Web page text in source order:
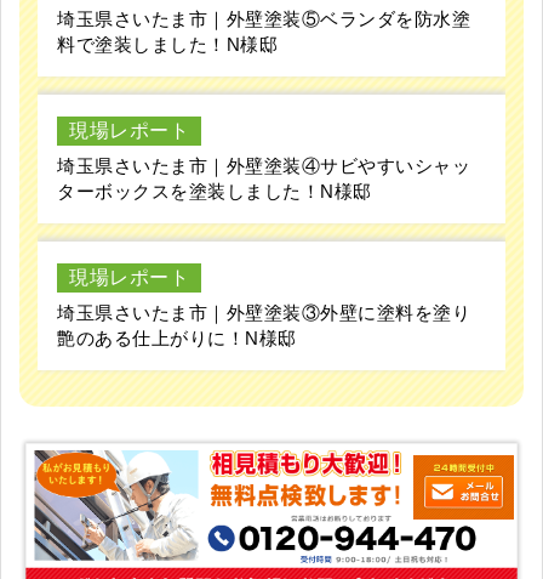
埼玉県さいたま市｜外壁塗装⑤ベランダを防水塗
料で塗装しました！N様邸
現場レポート
埼玉県さいたま市｜外壁塗装④サビやすいシャッ
ターボックスを塗装しました！N様邸
現場レポート
埼玉県さいたま市｜外壁塗装③外壁に塗料を塗り
艶のある仕上がりに！N様邸